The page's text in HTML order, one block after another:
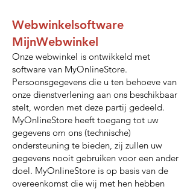
Webwinkelsoftware
MijnWebwinkel
Onze webwinkel is ontwikkeld met
software van MyOnlineStore.
Persoonsgegevens die u ten behoeve van
onze dienstverlening aan ons beschikbaar
stelt, worden met deze partij gedeeld.
MyOnlineStore heeft toegang tot uw
gegevens om ons (technische)
ondersteuning te bieden, zij zullen uw
gegevens nooit gebruiken voor een ander
doel. MyOnlineStore is op basis van de
overeenkomst die wij met hen hebben